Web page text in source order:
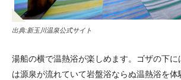
出典:新玉川温泉公式サイト
湯船の横で温熱浴が楽しめます。ゴザの下に
は源泉が流れていて岩盤浴ならぬ温熱浴を体